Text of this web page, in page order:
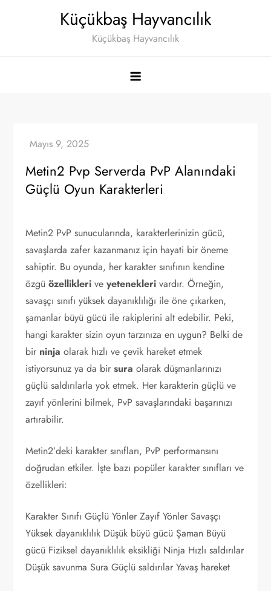
Küçükbaş Hayvancılık
Küçükbaş Hayvancılık
Metin2 Pvp Serverda PvP Alanındaki
Güçlü Oyun Karakterleri
Metin2 PvP sunucularında, karakterlerinizin gücü,
savaşlarda zafer kazanmanız için hayati bir öneme
sahiptir. Bu oyunda, her karakter sınıfının kendine
özgüözellikleri veyetenekleri vardır. Örneğin,
savaşçı sınıfı yüksek dayanıklılığı ile öne çıkarken,
şamanlar büyü gücü ile rakiplerini alt edebilir. Peki,
hangi karakter sizin oyun tarzınıza en uygun? Belki de
bir ninja olarak hızlı ve çevik hareket etmek
istiyorsunuz ya da birsura olarak düşmanlarınızı
güçlü saldırılarla yok etmek. Her karakterin güçlü ve
zayıf yönlerini bilmek, PvP savaşlarındaki başarınızı
artırabilir.
Metin2’deki karakter sınıfları, PvP performansını
doğrudan etkiler. İşte bazı popüler karakter sınıfları ve
özellikleri:
Karakter Sınıfı Güçlü Yönler Zayıf Yönler Savaşçı
Yüksek dayanıklılık Düşük büyü gücü Şaman Büyü
gücü Fiziksel dayanıklılık eksikliği Ninja Hızlı saldırılar
Düşük savunma Sura Güçlü saldırılar Yavaş hareket